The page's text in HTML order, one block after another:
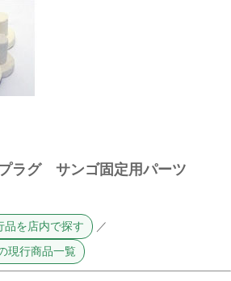
ラグ サンゴ固定用パーツ
品を店内で探す ／
現行商品一覧